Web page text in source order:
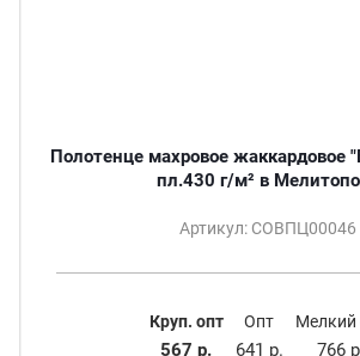
Полотенце махровое жаккардовое
пл.430 г/м² в
Артикул: СОВПЦ00046
Круп. опт
567 р.
Опт
641 р.
Мелкий
766